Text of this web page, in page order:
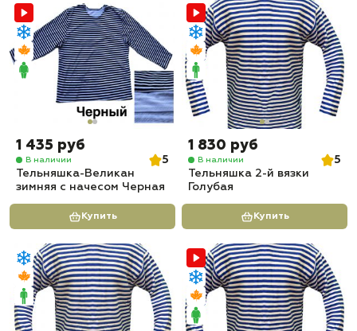
1 435 руб
В наличии
5
Тельняшка-Великан
зимняя с начесом Черная
Купить
1 830 руб
В наличии
5
Тельняшка 2-й вязки
Голубая
Купить